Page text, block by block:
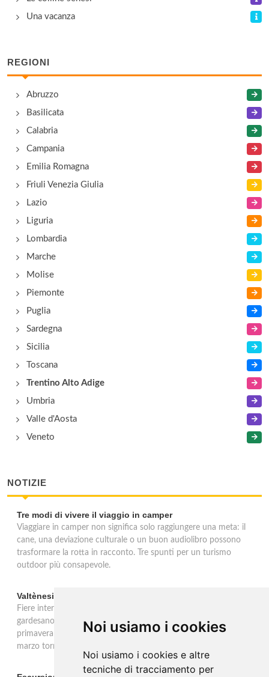
Noi usiamo i cookies
Noi usiamo i cookies e altre
tecniche di tracciamento per
Arco
Via Legionari Cecoslovacchi 12, Arco
Azzurro
Via Alzer, vicino al lago , Pieve di Ledro
Una vacanza
REGIONI
Abruzzo
Basilicata
Calabria
Campania
Emilia Romagna
Friuli Venezia Giulia
Lazio
Liguria
Lombardia
Marche
Molise
Piemonte
Puglia
Sardegna
Sicilia
Toscana
Trentino Alto Adige
Umbria
Valle d'Aosta
Veneto
NOTIZIE
Tre modi di vivere il viaggio in camper
Viaggiare in camper non significa solo raggiungere una meta: il
cane, una deviazione culturale o un buon audiolibro possono
trasformare la rotta in racconto. Tre spunti per un turismo
outdoor più consapevole.
Valtènesi: una primavera di eventi tra rosé e Lago di Garda
Fiere internazionali, eventi sul territorio e racconto del rosé
gardesano. Il Consorzio Valtènesi presenta il calendario della
primavera 2026 sulla sponda bresciana del Lago di Garda. Il 23
marzo torna La Prima del Valtènesi per stampa e operatori.